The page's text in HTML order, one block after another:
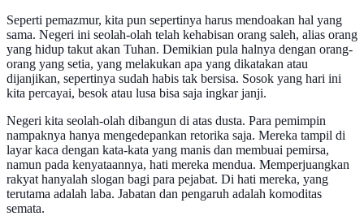
Seperti pemazmur, kita pun sepertinya harus mendoakan hal yang
sama. Negeri ini seolah-olah telah kehabisan orang saleh, alias orang
yang hidup takut akan Tuhan. Demikian pula halnya dengan orang-
orang yang setia, yang melakukan apa yang dikatakan atau
dijanjikan, sepertinya sudah habis tak bersisa. Sosok yang hari ini
kita percayai, besok atau lusa bisa saja ingkar janji.
Negeri kita seolah-olah dibangun di atas dusta. Para pemimpin
nampaknya hanya mengedepankan retorika saja. Mereka tampil di
layar kaca dengan kata-kata yang manis dan membuai pemirsa,
namun pada kenyataannya, hati mereka mendua. Memperjuangkan
rakyat hanyalah slogan bagi para pejabat. Di hati mereka, yang
terutama adalah laba. Jabatan dan pengaruh adalah komoditas
semata.